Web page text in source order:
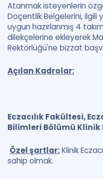
Atanmak isteyenlerin
Doçentlik Belgelerini,
uygun hazırlanmış 4
dilekçelerine ekleyerek
Rektörlüğü'ne bizzat
Açılan Kadrolar:
Eczacılık Fakültesi,
Bilimleri Bölümü Klinik
Özel şartlar:Klinik
sahip olmak.